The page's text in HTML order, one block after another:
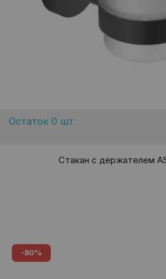
Остаток 0 шт
Стакан с держателем
-80%